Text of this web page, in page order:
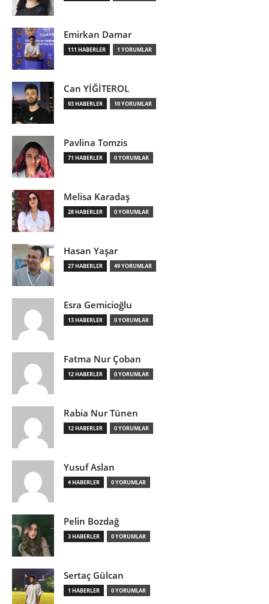
Emirkan Damar
111 HABERLER 1 YORUMLAR
Can YİĞİTEROL
93 HABERLER 10 YORUMLAR
Pavlina Tomzis
71 HABERLER 0 YORUMLAR
Melisa Karadaş
28 HABERLER 0 YORUMLAR
Hasan Yaşar
27 HABERLER 49 YORUMLAR
Esra Gemicioğlu
13 HABERLER 0 YORUMLAR
Fatma Nur Çoban
12 HABERLER 0 YORUMLAR
Rabia Nur Tünen
12 HABERLER 0 YORUMLAR
Yusuf Aslan
4 HABERLER 0 YORUMLAR
Pelin Bozdağ
3 HABERLER 0 YORUMLAR
Sertaç Gülcan
1 HABERLER 0 YORUMLAR